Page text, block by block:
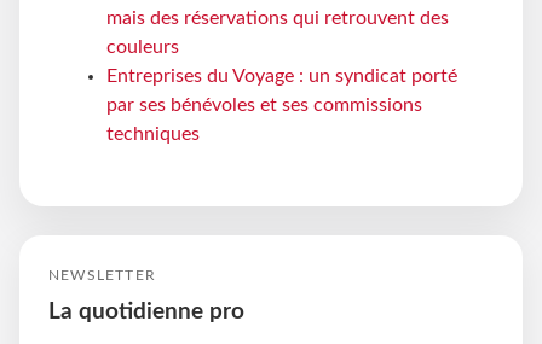
mais des réservations qui retrouvent des
couleurs
Entreprises du Voyage : un syndicat porté
par ses bénévoles et ses commissions
techniques
NEWSLETTER
La quotidienne pro